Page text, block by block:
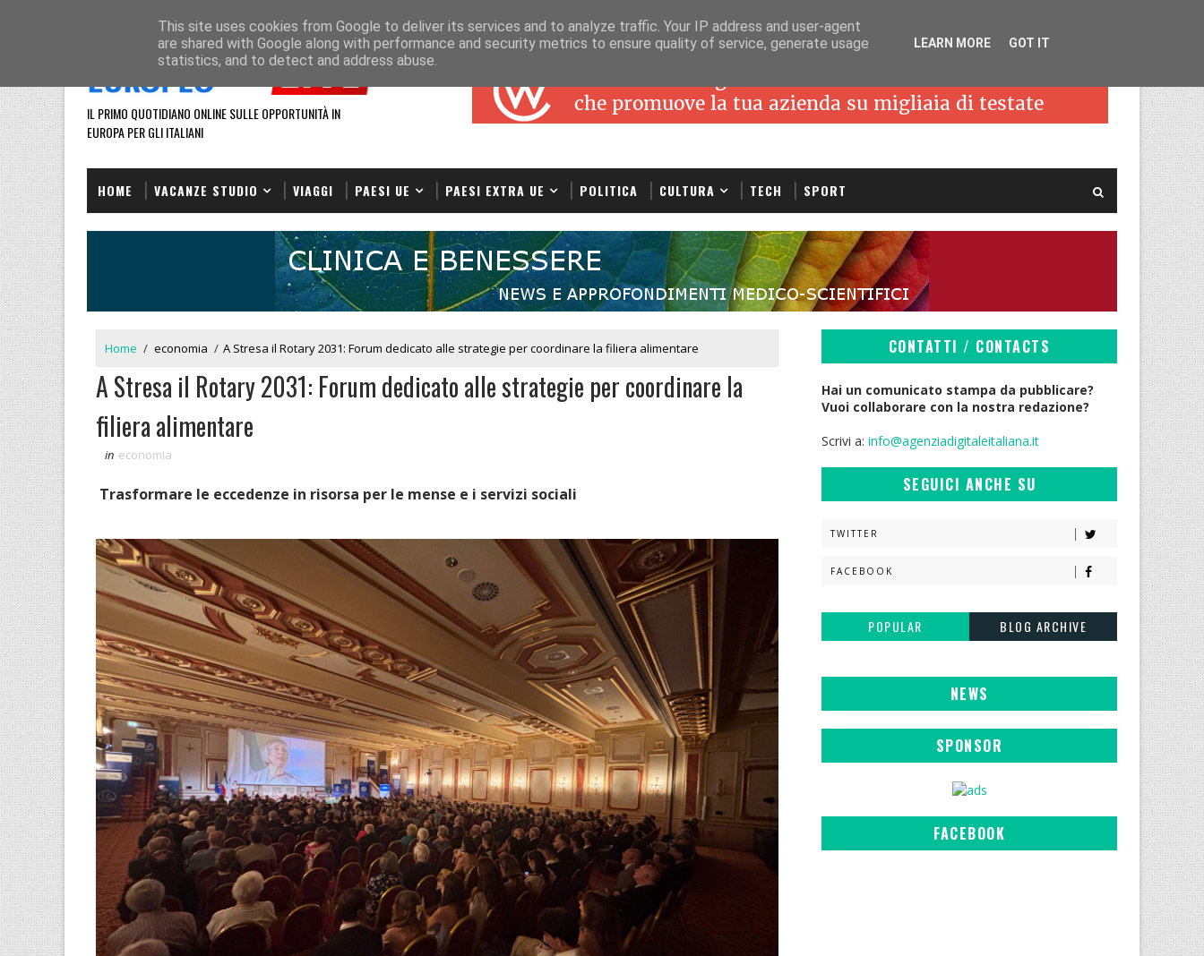
REDAZIONE
IL PRIMO QUOTIDIANO ONLINE SULLE OPPORTUNITÀ IN
EUROPA PER GLI ITALIANI
HOME VACANZE STUDIO VIAGGI PAESI UE PAESI EXTRA UE POLITICA CULTURA TECH SPORT
Home / economia / A Stresa il Rotary 2031: Forum dedicato alle strategie per coordinare la filiera alimentare
A Stresa il Rotary 2031: Forum dedicato alle strategie per coordinare la
filiera alimentare
in economia
Trasformare le eccedenze in risorsa per le mense e i servizi sociali
CONTATTI / CONTACTS
Hai un comunicato stampa da pubblicare?
Vuoi collaborare con la nostra redazione?
Scrivi a: info@agenziadigitaleitaliana.it
SEGUICI ANCHE SU
TWITTER
FACEBOOK
POPULAR BLOG ARCHIVE
NEWS
SPONSOR
FACEBOOK
This site uses cookies from Google to deliver its services and to analyze traffic. Your IP address and user-agent
are shared with Google along with performance and security metrics to ensure quality of service, generate usage
statistics, and to detect and address abuse.
LEARN MORE GOT IT